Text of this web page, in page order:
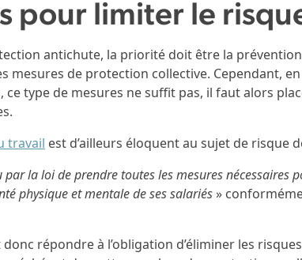
pour limiter le
antichute, la priorité doit être la
mesures de protection collective. Cependant,
ce type de mesures ne suffit pas, il faut alors
travail est d’ailleurs éloquent au sujet de risque
la loi de prendre toutes les mesures nécessaires
physique et mentale de ses salariés»
répondre à l’obligation d’éliminer les